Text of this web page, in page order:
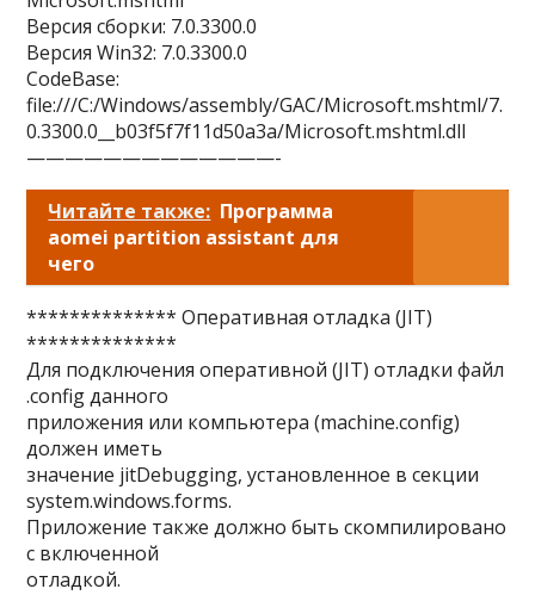
Версия сборки: 7.0.3300.0
Версия Win32: 7.0.3300.0
CodeBase:
file:///C:/Windows/assembly/GAC/Microsoft.mshtml/7.
0.3300.0__b03f5f7f11d50a3a/Microsoft.mshtml.dll
—————————————-
Читайте также: Программа
aomei partition assistant для
чего
************** Оперативная отладка (JIT)
**************
Для подключения оперативной (JIT) отладки файл
.config данного
приложения или компьютера (machine.config)
должен иметь
значение jitDebugging, установленное в секции
system.windows.forms.
Приложение также должно быть скомпилировано
с включенной
отладкой.